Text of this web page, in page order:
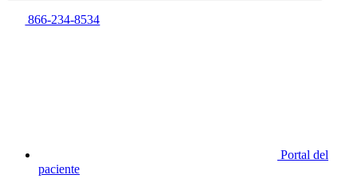
866-234-8534
Portal del
paciente